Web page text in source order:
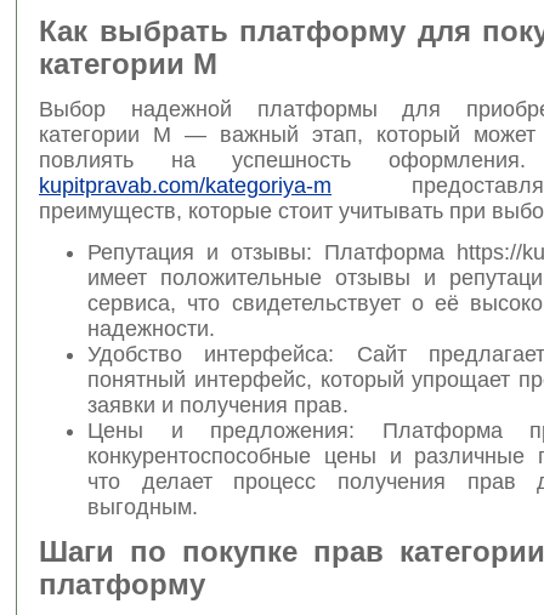
Как выбрать платформу для
категории M
Выбор надежной платформы для
категории M — важный этап, который может
повлиять на успешность оформления.
kupitpravab.com/kategoriya-m
преимуществ, которые стоит учитывать при
Репутация и отзывы: Платформа https://
имеет положительные отзывы и
сервиса, что свидетельствует о её
надежности.
Удобство интерфейса: Сайт
понятный интерфейс, который упрощает
заявки и получения прав.
Цены и предложения: Платформа
конкурентоспособные цены и различные
что делает процесс получения прав
выгодным.
Шаги по покупке прав
платформу